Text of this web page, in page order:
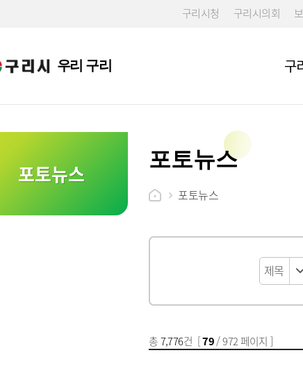
구리시청 구리시의회
우리 구리 구
포토뉴스
포토뉴스
포토뉴스
총7,776건 [79/ 972 페이지 ]